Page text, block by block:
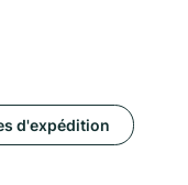
d'expédition